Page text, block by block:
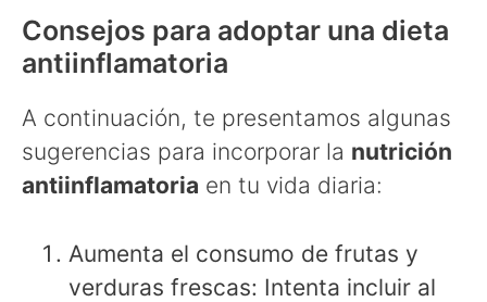
Consejos para adoptar una dieta
antiinflamatoria
A continuación, te presentamos algunas
sugerencias para incorporar la nutrición
antiinflamatoria en tu vida diaria:
Aumenta el consumo de frutas y
verduras frescas: Intenta incluir al